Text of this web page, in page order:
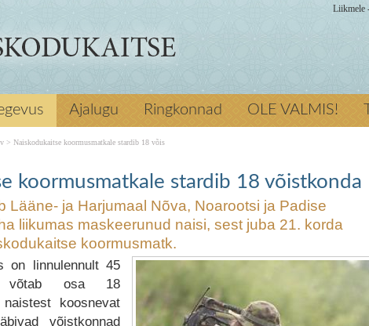
Liikmele
ja Harjumaal Nõva,
vahel näha liikumas
esikoha noppis
→ Naiskodukaitsjatele
koormusmatkale
Ajalugu Ringkonnad OLE VALMIS!
> Naiskodukaitse koormusmatkale stardib 18 võis
koormusmatkale stardib 18 võistkonda
Lääne- ja Harjumaal Nõva, Noarootsi ja Padise
liikumas maskeerunud naisi, sest juba 21. korda
koormusmatk.
on linnulennult 45
võtab osa 18
koosnevat
võistkonnad